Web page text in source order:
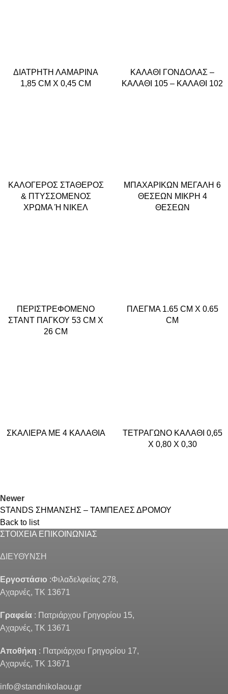
ΔΙΑΤΡΗΤΗ ΛΑΜΑΡΙΝΑ
1,85 CM X 0,45 CM
ΚΑΛΑΘΙ ΓΟΝΔΟΛΑΣ –
ΚΑΛΑΘΙ 105 – ΚΑΛΑΘΙ 102
ΚΑΛΟΓΕΡΟΣ ΣΤΑΘΕΡΟΣ
& ΠΤΥΣΣΟΜΕΝΟΣ
ΧΡΩΜΑ Ή ΝΙΚΕΛ
ΜΠΑΧΑΡΙΚΩΝ ΜΕΓΑΛΗ 6
ΘΕΣΕΩΝ ΜΙΚΡΗ 4
ΘΕΣΕΩΝ
ΠΕΡΙΣΤΡΕΦΟΜΕΝΟ
ΣΤΑΝΤ ΠΑΓΚΟΥ 53 CM X
26 CM
ΠΛΕΓΜΑ 1.65 CM X 0.65
CM
ΣΚΑΛΙΕΡΑ ΜΕ 4 ΚΑΛΑΘΙΑ
ΤΕΤΡΑΓΩΝΟ ΚΑΛΑΘΙ 0,65
X 0,80 X 0,30
Newer
STANDS ΣΗΜΑΝΣΗΣ – ΤΑΜΠΕΛΕΣ ΔΡΟΜΟΥ
Back to list
ΣΤΟΙΧΕΙΑ ΕΠΙΚΟΙΝΩΝΙΑΣ
ΔΙΕΥΘΥΝΣΗ
Εργοστάσιο :Φιλαδελφείας 278,
Αχαρνές, ΤΚ 13671
Γραφεία : Πατριάρχου Γρηγορίου 15,
Αχαρνές, ΤΚ 13671
Αποθήκη : Πατριάρχου Γρηγορίου 17,
Αχαρνές, ΤΚ 13671
info@standnikolaou.gr